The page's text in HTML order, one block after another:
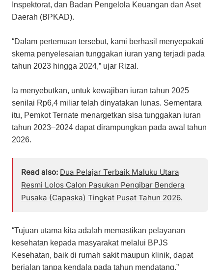
Inspektorat, dan Badan Pengelola Keuangan dan Aset
Daerah (BPKAD).
“Dalam pertemuan tersebut, kami berhasil menyepakati
skema penyelesaian tunggakan iuran yang terjadi pada
tahun 2023 hingga 2024,” ujar Rizal.
Ia menyebutkan, untuk kewajiban iuran tahun 2025
senilai Rp6,4 miliar telah dinyatakan lunas. Sementara
itu, Pemkot Ternate menargetkan sisa tunggakan iuran
tahun 2023–2024 dapat dirampungkan pada awal tahun
2026.
Read also: Dua Pelajar Terbaik Maluku Utara
Resmi Lolos Calon Pasukan Pengibar Bendera
Pusaka (Capaska) Tingkat Pusat Tahun 2026.
“Tujuan utama kita adalah memastikan pelayanan
kesehatan kepada masyarakat melalui BPJS
Kesehatan, baik di rumah sakit maupun klinik, dapat
berjalan tanpa kendala pada tahun mendatang,”